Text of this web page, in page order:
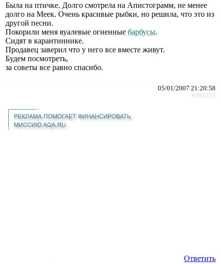
Была на птичке. Долго смотрела на Апистограмм, не менее
долго на Меек. Очень красивые рыбки, но решила, что это из
другой песни.
Покорили меня вуалевые огненные барбусы.
Сидят в карантиннике.
Продавец заверил что у него все вместе живут.
Будем посмотреть,
за советы все равно спасибо.
05/01/2007 21:20:58
#393572
Ответить